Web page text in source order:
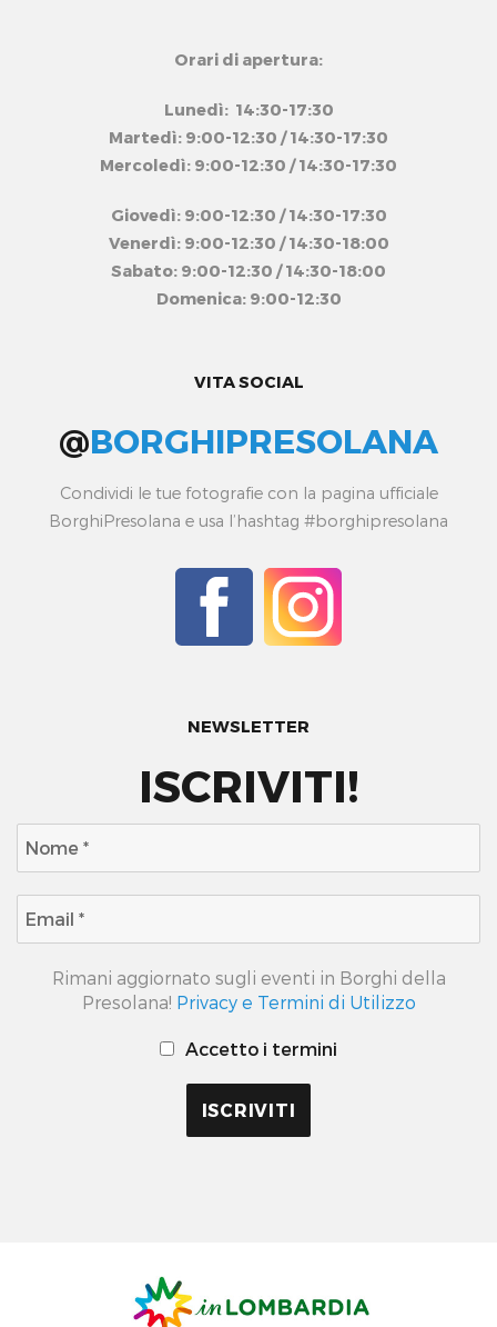
Orari di apertura:
Lunedì: 14:30-17:30
Martedì: 9:00-12:30 / 14:30-17:30
Mercoledì: 9:00-12:30 / 14:30-17:30
Giovedì: 9:00-12:30 / 14:30-17:30
Venerdì: 9:00-12:30 / 14:30-18:00
Sabato: 9:00-12:30 / 14:30-18:00
Domenica: 9:00-12:30
VITA SOCIAL
@BORGHIPRESOLANA
Condividi le tue fotografie con la pagina ufficiale
BorghiPresolana e usa l’hashtag #borghipresolana
NEWSLETTER
ISCRIVITI!
Rimani aggiornato sugli eventi in Borghi della
Presolana! Privacy e Termini di Utilizzo
Accetto i termini